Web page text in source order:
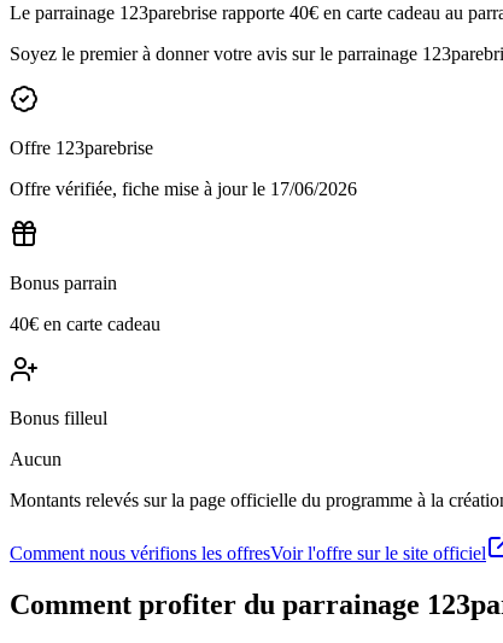
Le parrainage 123parebrise rapporte 40€ en carte cadeau au
Soyez le premier à donner votre avis sur le parrainage
Offre 123parebrise
Offre vérifiée, fiche mise à jour le 17/06/2026
Bonus parrain
40€ en carte cadeau
Bonus filleul
Aucun
Montants relevés sur la page officielle du programme à la
Comment nous vérifions les offresVoir l'offre sur le site officiel
Comment profiter du parrainage